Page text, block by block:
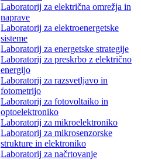
Laboratorij za električna omrežja in
naprave
Laboratorij za elektroenergetske
sisteme
Laboratorij za energetske strategije
Laboratorij za preskrbo z električno
energijo
Laboratorij za razsvetljavo in
fotometrijo
Laboratorij za fotovoltaiko in
optoelektroniko
Laboratorij za mikroelektroniko
Laboratorij za mikrosenzorske
strukture in elektroniko
Laboratorij za načrtovanje